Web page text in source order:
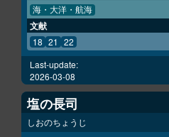
海・大洋・航海
文献
18 21 22
Last-update:
2026-03-08
塩の長司
しおのちょうじ